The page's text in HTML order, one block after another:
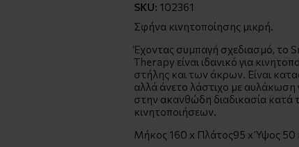
SKU: 102361
Σφήνα κινητοποίησης μικρή.
Έχοντας συμπαγή σχεδιασμό, το
Therapy είναι ιδανικό για
στήλης και των άκρων. Είναι
αλλά άνετο λάστιχο με αυλάκωση
στην ακανθώδη διαδικασία κατά
κινητοποιήσεων.
Μήκος 160 x Πλάτος95 x Ύψος 50